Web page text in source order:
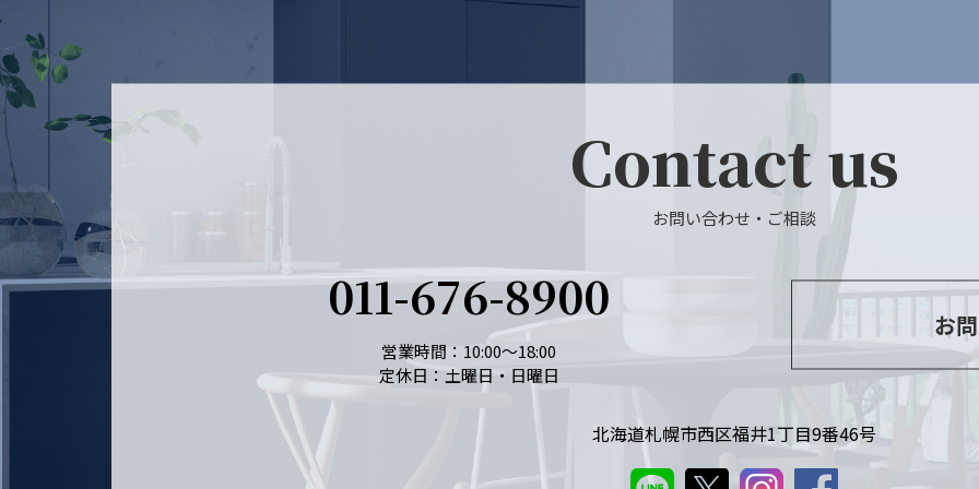
Contact us
お問い合わせ・ご相談
011-676-8900
営業時間：10:00～18:00
定休日：土曜日・日曜日
お
北海道札幌市西区福井1丁目9番46号